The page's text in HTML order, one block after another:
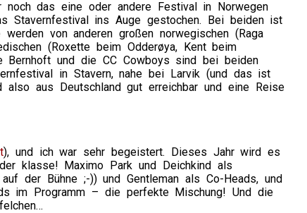
das eine oder andere Festival in Norwegen
Stavernfestival ins Auge gestochen. Bei beiden ist
von anderen großen norwegischen (Raga
(Roxette beim Odderøya, Kent beim
Bernhoft und die CC Cowboys sind bei beiden
in Stavern, nahe bei Larvik (und das ist
aus Deutschland gut erreichbar und eine Reise
), und ich war sehr begeistert. Dieses Jahr wird es
klasse! Maximo Park und Deichkind als
der Bühne ;-)) und Gentleman als Co-Heads, und
im Programm – die perfekte Mischung! Und die